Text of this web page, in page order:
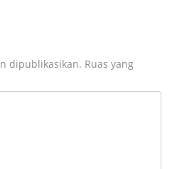
dipublikasikan. Ruas yang